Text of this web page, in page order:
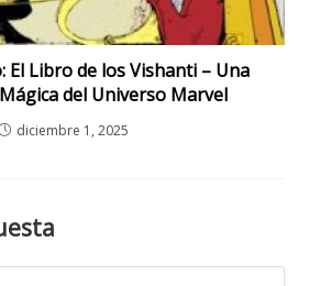
El Libro de los Vishanti – Una
del Universo Marvel
diciembre 1, 2025